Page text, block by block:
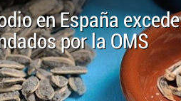
en España
por la OMS